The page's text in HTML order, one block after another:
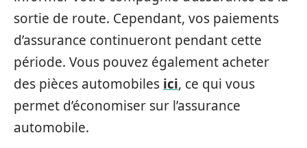
sortie de route. Cependant, vos paiements
d’assurance continueront pendant cette
période. Vous pouvez également acheter
des pièces automobiles ici, ce qui vous
permet d’économiser sur l’assurance
automobile.